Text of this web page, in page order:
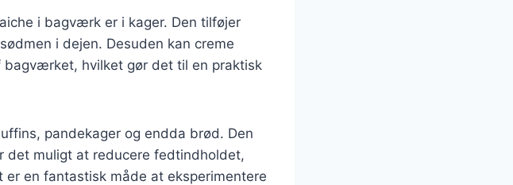
i bagværk er i kager. Den tilføjer
i dejen. Desuden kan creme
hvilket gør det til en praktisk
pandekager og endda brød. Den
det muligt at reducere fedtindholdet,
en fantastisk måde at eksperimentere